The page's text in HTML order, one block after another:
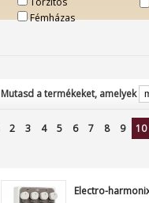
Fémházas
Mutasd a termékeket, amelyek
2 3 4 5 6 7 8 9 10
Electro-